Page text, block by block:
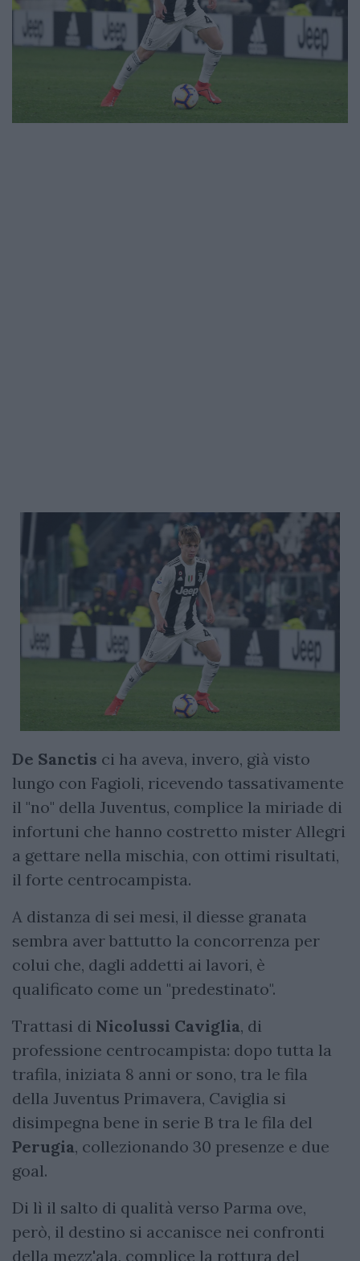
De Sanctis ci ha aveva, invero, già visto
lungo con Fagioli, ricevendo tassativamente
il "no" della Juventus, complice la miriade di
infortuni che hanno costretto mister Allegri
a gettare nella mischia, con ottimi risultati,
il forte centrocampista.
A distanza di sei mesi, il diesse granata
sembra aver battutto la concorrenza per
colui che, dagli addetti ai lavori, è
qualificato come un "predestinato".
Trattasi di Nicolussi Caviglia, di
professione centrocampista: dopo tutta la
trafila, iniziata 8 anni or sono, tra le fila
della Juventus Primavera, Caviglia si
disimpegna bene in serie B tra le fila del
Perugia, collezionando 30 presenze e due
goal.
Di lì il salto di qualità verso Parma ove,
però, il destino si accanisce nei confronti
della mezz'ala, complice la rottura del